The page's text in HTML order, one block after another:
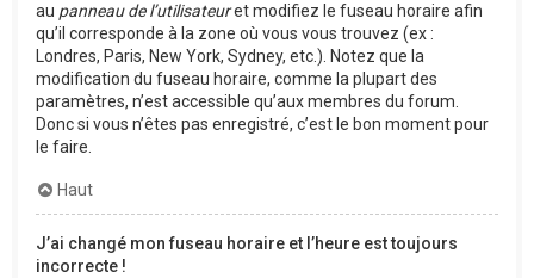
au panneau de l’utilisateuret modifiez le fuseau horaire afin
qu’il corresponde à la zone où vous vous trouvez (ex :
Londres, Paris, New York, Sydney, etc.). Notez que la
modification du fuseau horaire, comme la plupart des
paramètres, n’est accessible qu’aux membres du forum.
Donc si vous n’êtes pas enregistré, c’est le bon moment pour
le faire.
Haut
J’ai changé mon fuseau horaire et l’heure est toujours
incorrecte !